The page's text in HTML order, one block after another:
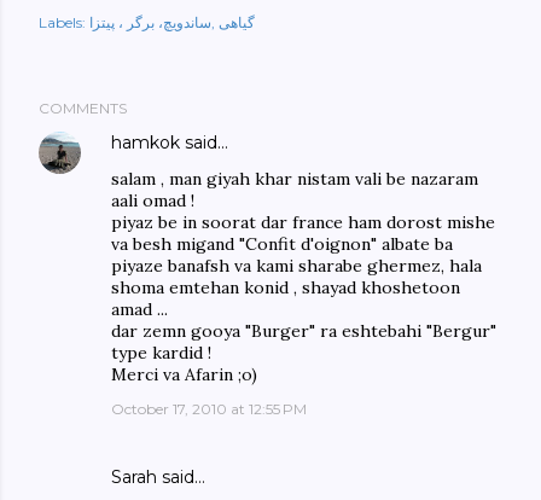
Labels: ساندویچ، برگر ، پیتزا گیاهی
COMMENTS
hamkok said…
salam , man giyah khar nistam vali be nazaram
aali omad !
piyaz be in soorat dar france ham dorost mishe
va besh migand "Confit d'oignon" albate ba
piyaze banafsh va kami sharabe ghermez, hala
shoma emtehan konid , shayad khoshetoon
amad ...
dar zemn gooya "Burger" ra eshtebahi "Bergur"
type kardid !
Merci va Afarin ;o)
October 17, 2010 at 12:55 PM
Sarah said…